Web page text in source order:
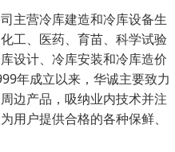
主营冷库建造和冷库设备生
工、医药、育苗、科学试验
设计、冷库安装和冷库造价
年成立以来，华诚主要致力
边产品，吸纳业内技术并注
用户提供合格的各种保鲜、